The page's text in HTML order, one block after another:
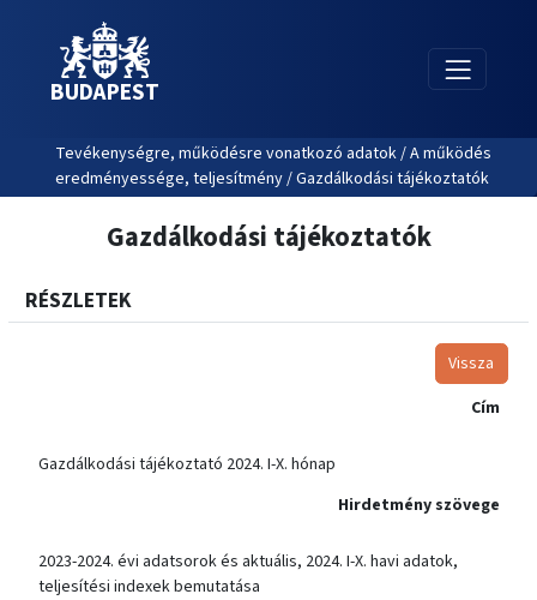
BUDAPEST
Tevékenységre, működésre vonatkozó adatok / A működés
eredményessége, teljesítmény / Gazdálkodási tájékoztatók
Gazdálkodási tájékoztatók
RÉSZLETEK
Vissza
Cím
Gazdálkodási tájékoztató 2024. I-X. hónap
Hirdetmény szövege
2023-2024. évi adatsorok és aktuális, 2024. I-X. havi adatok,
teljesítési indexek bemutatása